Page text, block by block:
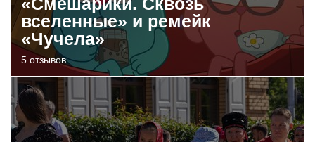
вселенные» и ремейк
«Чучела»
5 отзывов